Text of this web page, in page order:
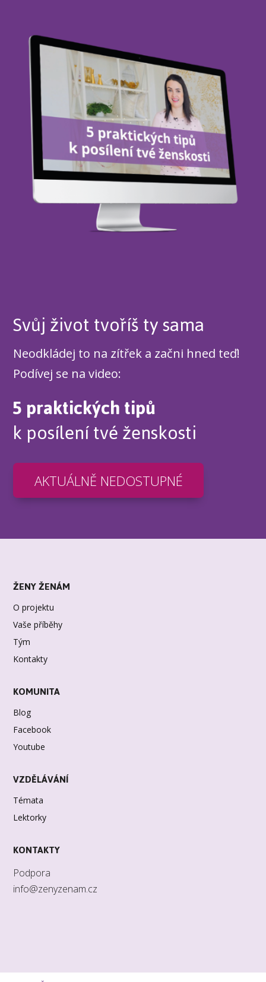
Svůj život tvoříš ty sama
Neodkládej to na zítřek a začni hned teď!
Podívej se na video:
5 praktických tipů
k posílení tvé ženskosti
AKTUÁLNĚ NEDOSTUPNÉ
ŽENY ŽENÁM
O projektu
Vaše příběhy
Tým
Kontakty
KOMUNITA
Blog
Facebook
Youtube
VZDĚLÁVÁNÍ
Témata
Lektorky
KONTAKTY
Podpora
info@zenyzenam.cz